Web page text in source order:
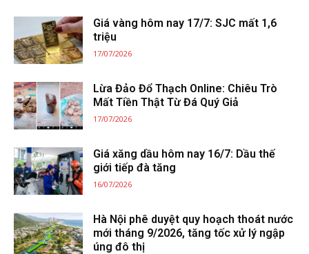
Giá vàng hôm nay 17/7: SJC mất 1,6
triệu
17/07/2026
Lừa Đảo Đổ Thạch Online: Chiêu Trò
Mất Tiền Thật Từ Đá Quý Giả
17/07/2026
Giá xăng dầu hôm nay 16/7: Dầu thế
giới tiếp đà tăng
16/07/2026
Hà Nội phê duyệt quy hoạch thoát nước
mới tháng 9/2026, tăng tốc xử lý ngập
úng đô thị